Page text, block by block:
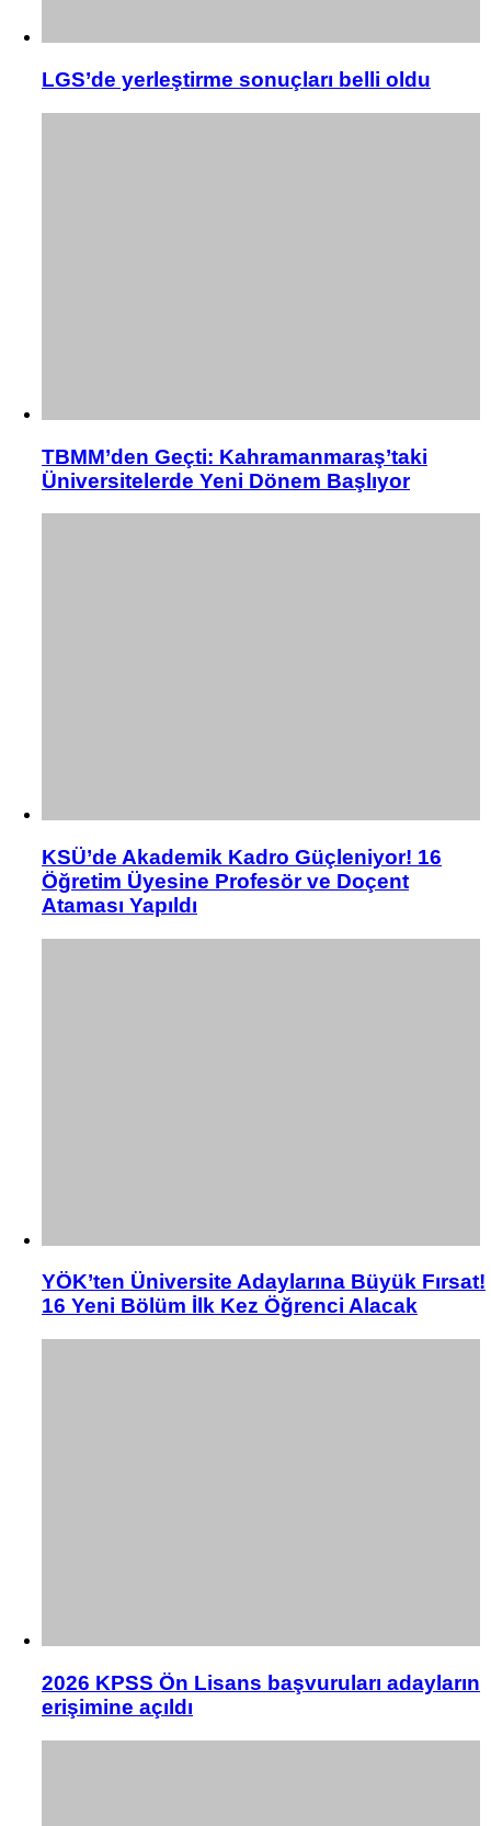
LGS’de yerleştirme sonuçları belli oldu
TBMM’den Geçti: Kahramanmaraş’taki
Üniversitelerde Yeni Dönem Başlıyor
KSÜ’de Akademik Kadro Güçleniyor! 16
Öğretim Üyesine Profesör ve Doçent
Ataması Yapıldı
YÖK’ten Üniversite Adaylarına Büyük Fırsat!
16 Yeni Bölüm İlk Kez Öğrenci Alacak
2026 KPSS Ön Lisans başvuruları adayların
erişimine açıldı